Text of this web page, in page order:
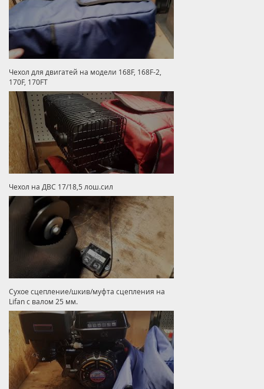
Чехол для двигатей на модели 168F, 168F-2,
170F, 170FT
Чехол на ДВС 17/18,5 лош.сил
Сухое сцепление/шкив/муфта сцепления на
Lifan с валом 25 мм.